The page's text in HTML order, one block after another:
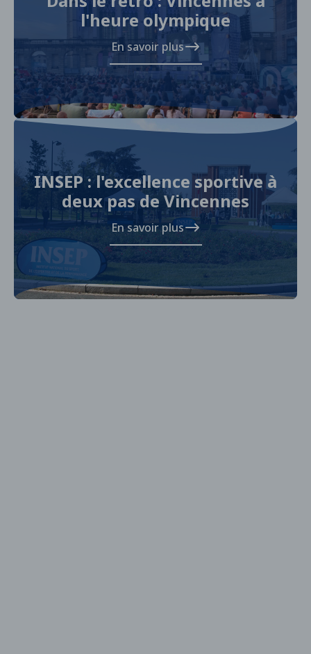
l'heure olympique
En savoir plus
INSEP : l'excellence sportive à
deux pas de Vincennes
En savoir plus